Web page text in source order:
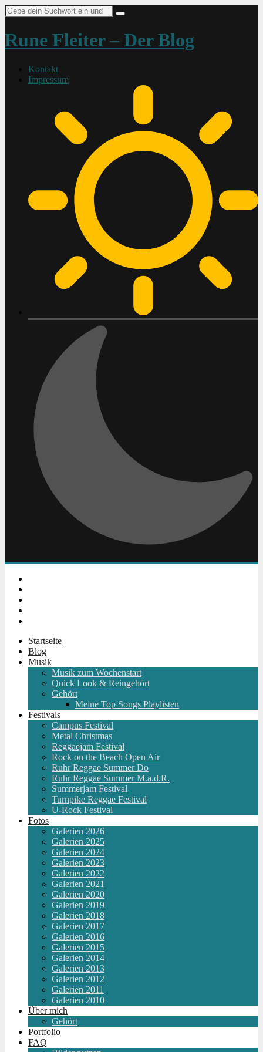
Suche
nach:
Rune Fleiter – Der Blog
Kontakt
Impressum
Startseite
Blog
Musik
Musik zum Wochenstart
Quick Look & Reingehört
Gehört
Meine Top Songs Playlisten
Festivals
Campus Festival
Metal Christmas
Reggaejam Festival
Rock on the Beach Open Air
Ruhr Reggae Summer Do
Ruhr Reggae Summer M.a.d.R.
Summerjam Festival
Turnpike Reggae Festival
U-Rock Festival
Fotos
Galerien 2026
Galerien 2025
Galerien 2024
Galerien 2023
Galerien 2022
Galerien 2021
Galerien 2020
Galerien 2019
Galerien 2018
Galerien 2017
Galerien 2016
Galerien 2015
Galerien 2014
Galerien 2013
Galerien 2012
Galerien 2011
Galerien 2010
Über mich
Gehört
Portfolio
FAQ